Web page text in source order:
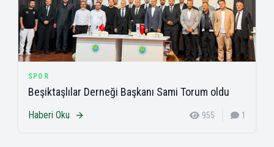
SPOR
Beşiktaşlılar Derneği Başkanı Sami Torum oldu
Haberi Oku 955 1